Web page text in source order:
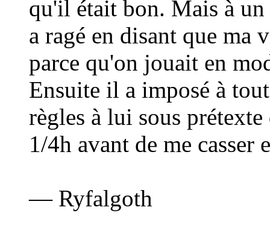
qu'il était bon. Mais à
a ragé en disant que ma
parce qu'on jouait en
Ensuite il a imposé à
règles à lui sous
1/4h avant de me
— Ryfalgoth